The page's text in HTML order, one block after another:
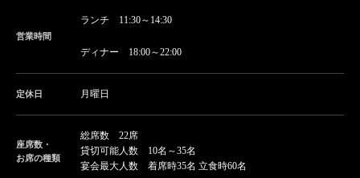
営業時間
ランチ 11:30～14:30
ディナー 18:00～22:00
定休日 月曜日
座席数・
お席の種類
総席数 22席
貸切可能人数 10名～35名
宴会最大人数 着席時35名 立食時60名